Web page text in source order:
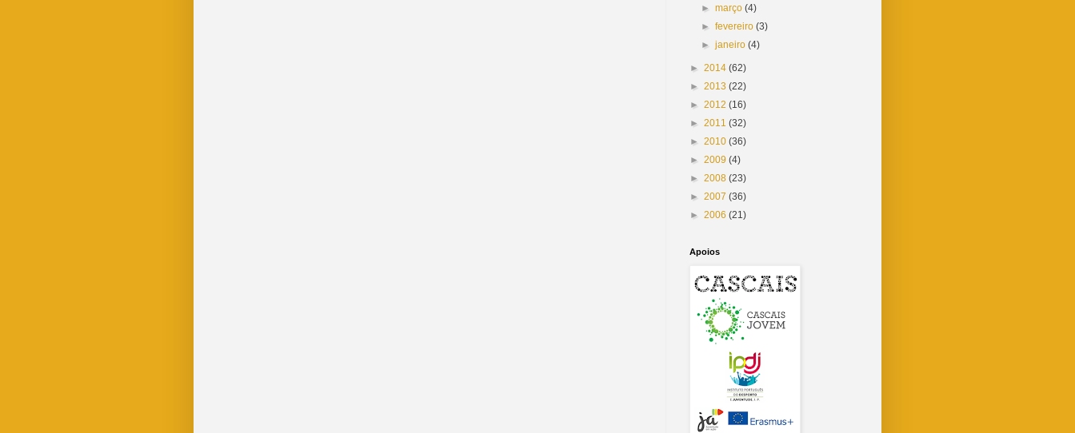
►março (4)
►fevereiro (3)
►janeiro (4)
► 2014 (62)
► 2013 (22)
► 2012 (16)
► 2011 (32)
► 2010 (36)
► 2009 (4)
► 2008 (23)
► 2007 (36)
► 2006 (21)
Apoios